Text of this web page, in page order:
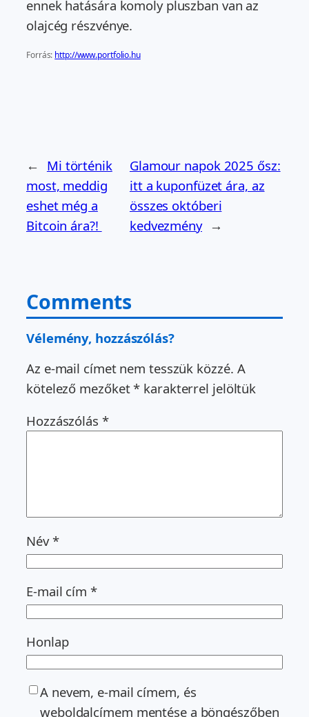
ennek hatására komoly pluszban van az
olajcég részvénye.
Forrás: http://www.portfolio.hu
← Mi történik
most, meddig
eshet még a
Bitcoin ára?!
Glamour napok 2025 ősz:
itt a kuponfüzet ára, az
összes októberi
kedvezmény →
Comments
Vélemény, hozzászólás?
Az e-mail címet nem tesszük közzé. A
kötelező mezőket* karakterrel jelöltük
Hozzászólás *
Név*
E-mail cím *
Honlap
A nevem, e-mail címem, és
weboldalcímem mentése a böngészőben